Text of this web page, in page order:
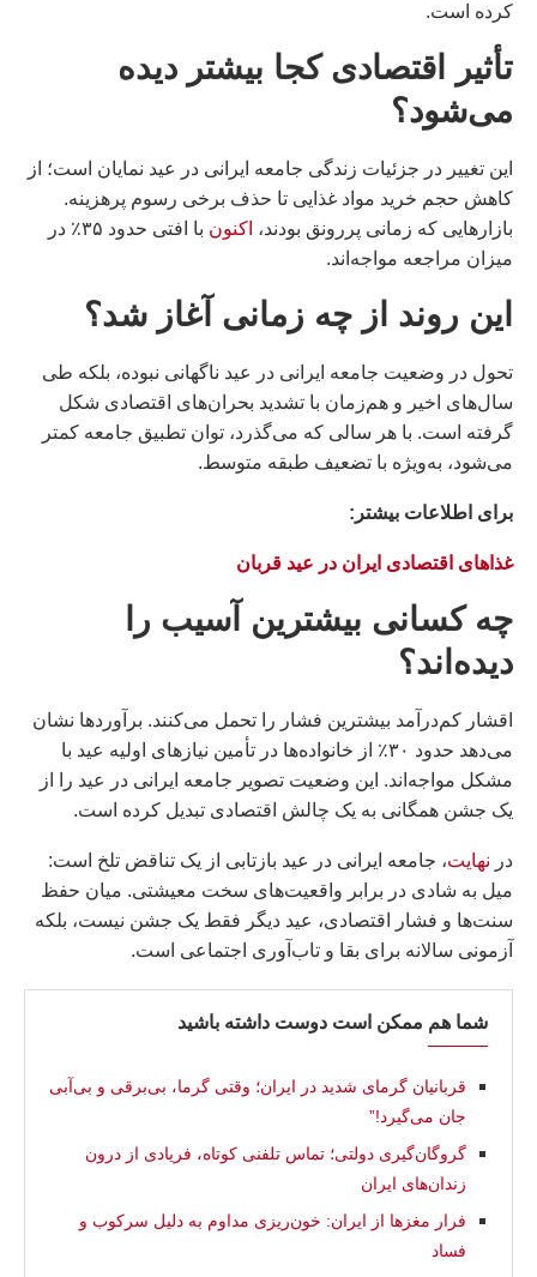
کرده است.
تأثیر اقتصادی کجا بیشتر دیده
می‌شود؟
این تغییر در جزئیات زندگی جامعه ایرانی در عید نمایان است؛ از
کاهش حجم خرید مواد غذایی تا حذف برخی رسوم پرهزینه.
بازارهایی که زمانی پررونق بودند، اکنون
با افتی حدود ۳۵٪ در
میزان مراجعه مواجه‌اند.
این روند از چه زمانی آغاز شد؟
تحول در وضعیت جامعه ایرانی در عید ناگهانی نبوده، بلکه طی
سال‌های اخیر و هم‌زمان با تشدید بحران‌های اقتصادی شکل
گرفته است. با هر سالی که می‌گذرد، توان تطبیق جامعه کمتر
می‌شود، به‌ویژه با تضعیف طبقه متوسط.
براى اطلاعات بيشتر:
غذاهای اقتصادی ایران در عید قربان
چه کسانی بیشترین آسیب را
دیده‌اند؟
اقشار کم‌درآمد بیشترین فشار را تحمل می‌کنند. برآوردها نشان
می‌دهد حدود ۳۰٪ از خانواده‌ها در تأمین نیازهای اولیه عید با
مشکل مواجه‌اند. این وضعیت تصویر جامعه ایرانی در عید را از
یک جشن همگانی به یک چالش اقتصادی تبدیل کرده است.
در نهایت، جامعه ایرانی در عید بازتابی از یک تناقض تلخ است:
میل به شادی در برابر واقعیت‌های سخت معیشتی. میان حفظ
سنت‌ها و فشار اقتصادی، عید دیگر فقط یک جشن نیست، بلکه
آزمونی سالانه برای بقا و تاب‌آوری اجتماعی است.
شما هم ممکن است دوست داشته باشید
قربانیان گرمای شدید در ایران؛ وقتی گرما، بی‌برقی و بی‌آبی
جان می‌گیرد!”
گروگان‌گیری دولتی؛ تماس تلفنی کوتاه، فریادی از درون
زندان‌های ایران
فرار مغزها از ایران: خون‌ریزی مداوم به دلیل سرکوب و
فساد